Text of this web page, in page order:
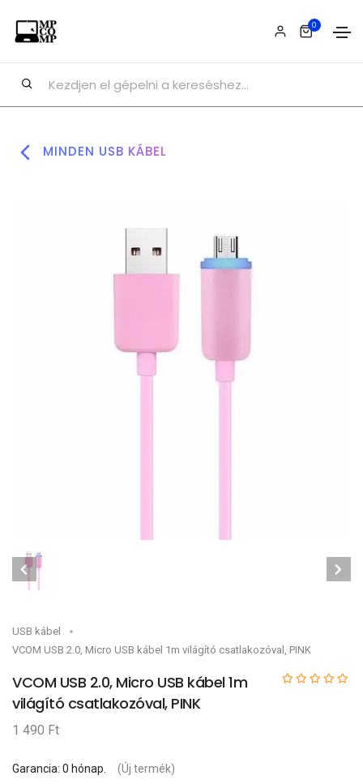
0
MINDEN USB KÁBEL
USB kábel
VCOM USB 2.0, Micro USB kábel 1m világító csatlakozóval, PINK
VCOM USB 2.0, Micro USB kábel 1m
világító csatlakozóval, PINK
1 490 Ft
Garancia: 0 hónap. (Új termék)